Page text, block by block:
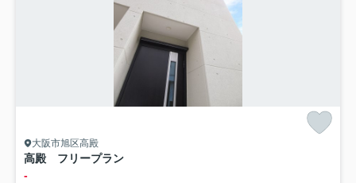
大阪市旭区高殿
高殿 フリープラン
-